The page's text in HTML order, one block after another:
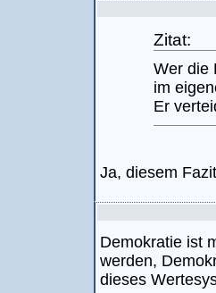
Zitat:
Wer die
im
Er
Ja, diesem
Demokratie ist
werden,
dieses